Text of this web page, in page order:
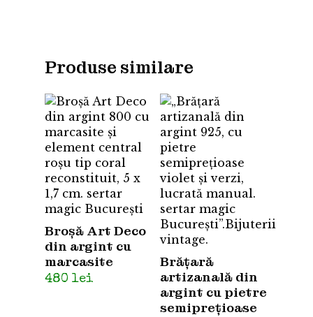
Produse similare
Broșă Art Deco
din argint cu
marcasite
480 lei
Brățară
artizanală din
argint cu pietre
semiprețioase